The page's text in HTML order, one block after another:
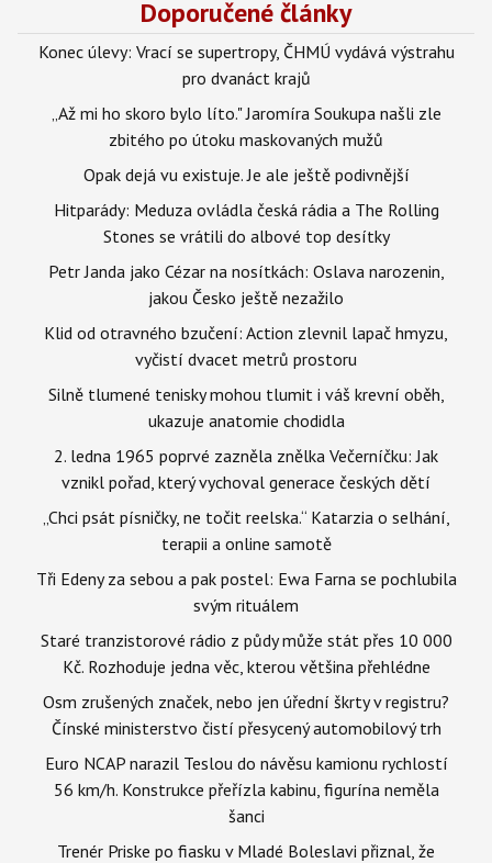
Doporučené články
Konec úlevy: Vrací se supertropy, ČHMÚ vydává výstrahu
pro dvanáct krajů
„Až mi ho skoro bylo líto." Jaromíra Soukupa našli zle
zbitého po útoku maskovaných mužů
Opak dejá vu existuje. Je ale ještě podivnější
Hitparády: Meduza ovládla česká rádia a The Rolling
Stones se vrátili do albové top desítky
Petr Janda jako Cézar na nosítkách: Oslava narozenin,
jakou Česko ještě nezažilo
Klid od otravného bzučení: Action zlevnil lapač hmyzu,
vyčistí dvacet metrů prostoru
Silně tlumené tenisky mohou tlumit i váš krevní oběh,
ukazuje anatomie chodidla
2. ledna 1965 poprvé zazněla znělka Večerníčku: Jak
vznikl pořad, který vychoval generace českých dětí
„Chci psát písničky, ne točit reelska.“ Katarzia o selhání,
terapii a online samotě
Tři Edeny za sebou a pak postel: Ewa Farna se pochlubila
svým rituálem
Staré tranzistorové rádio z půdy může stát přes 10 000
Kč. Rozhoduje jedna věc, kterou většina přehlédne
Osm zrušených značek, nebo jen úřední škrty v registru?
Čínské ministerstvo čistí přesycený automobilový trh
Euro NCAP narazil Teslou do návěsu kamionu rychlostí
56 km/h. Konstrukce přeřízla kabinu, figurína neměla
šanci
Trenér Priske po fiasku v Mladé Boleslavi přiznal, že